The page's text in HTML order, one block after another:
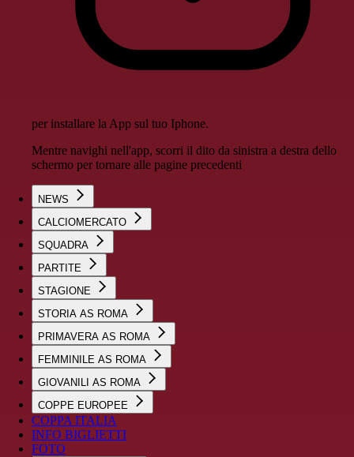
per installare la App sul tuo Iphone.
Mentre navighi nell'app, scorri il dito da sinistra a destra dello
schermo per tornare alle pagine precedenti
NEWS
CALCIOMERCATO
SQUADRA
PARTITE
STAGIONE
STORIA AS ROMA
PRIMAVERA AS ROMA
FEMMINILE AS ROMA
GIOVANILI AS ROMA
COPPE EUROPEE
COPPA ITALIA
INFO BIGLIETTI
FOTO